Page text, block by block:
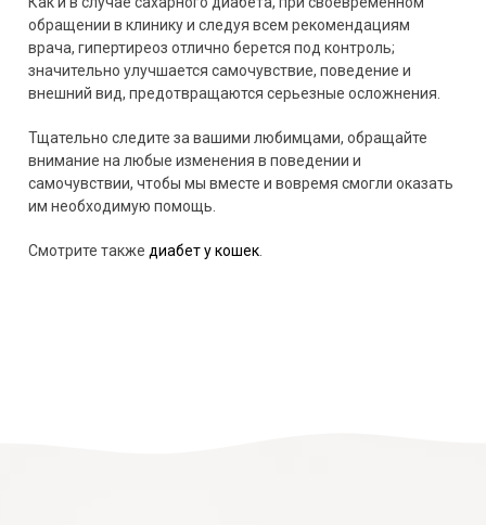
обращении в клинику и следуя всем рекомендациям
врача, гипертиреоз отлично берется под контроль;
значительно улучшается самочувствие, поведение и
внешний вид, предотвращаются серьезные осложнения.
Тщательно следите за вашими любимцами, обращайте
внимание на любые изменения в поведении и
самочувствии, чтобы мы вместе и вовремя смогли оказать
им необходимую помощь.
Смотрите также диабет у кошек